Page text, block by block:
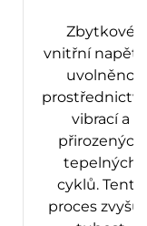
Zbytkové
vnitřní napětí
uvolněno
vibrací a
přirozených
tepelných
cyklů. Tento
proces